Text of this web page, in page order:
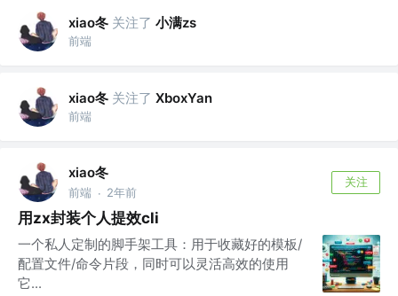
xiao冬 关注了 小满zs
前端
xiao冬 关注了 XboxYan
前端
xiao冬
前端 · 2年前
关注
用zx封装个人提效cli
一个私人定制的脚手架工具：用于收藏好的模板/
配置文件/命令片段，同时可以灵活高效的使用
它...